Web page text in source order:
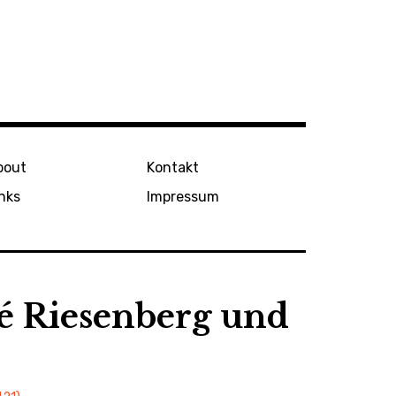
Kontakt
Impressum
Riesenberg und